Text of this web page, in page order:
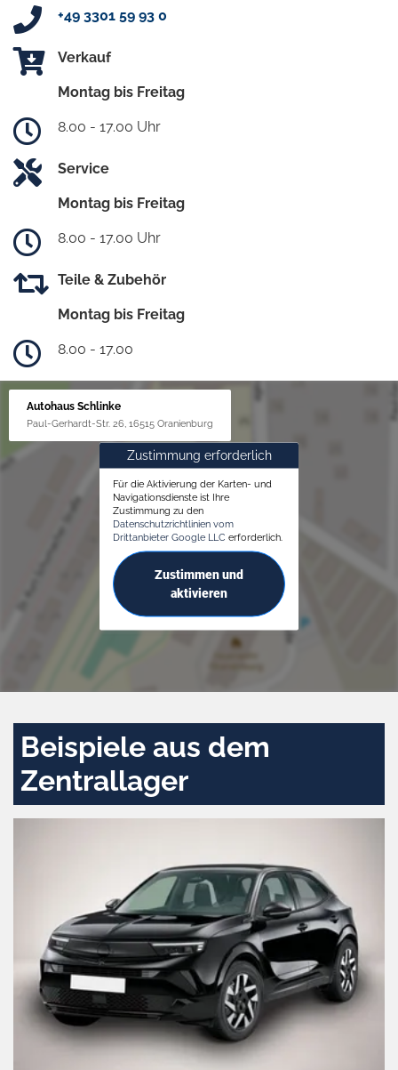
+49 3301 59 93 0
Verkauf
Montag bis Freitag
8.00 - 17.00 Uhr
Service
Montag bis Freitag
8.00 - 17.00 Uhr
Teile & Zubehör
Montag bis Freitag
8.00 - 17.00
Autohaus Schlinke
Paul-Gerhardt-Str. 26, 16515 Oranienburg
Zustimmung erforderlich
Für die Aktivierung der Karten- und
Navigationsdienste ist Ihre
Zustimmung zu den
Datenschutzrichtlinien vom
Drittanbieter Google LLC erforderlich.
Zustimmen und
aktivieren
Beispiele aus dem
Zentrallager